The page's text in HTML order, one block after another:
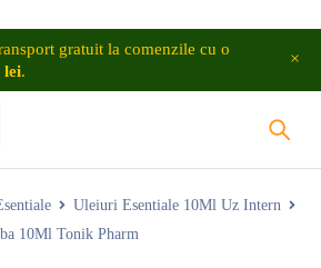
gratuit la comenzile cu o
lei.
Uleiuri Esentiale 10Ml Uz Intern
10Ml Tonik Pharm